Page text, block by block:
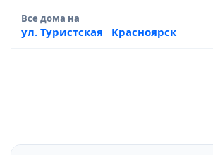
Все дома на
ул. Туристская Красноярск